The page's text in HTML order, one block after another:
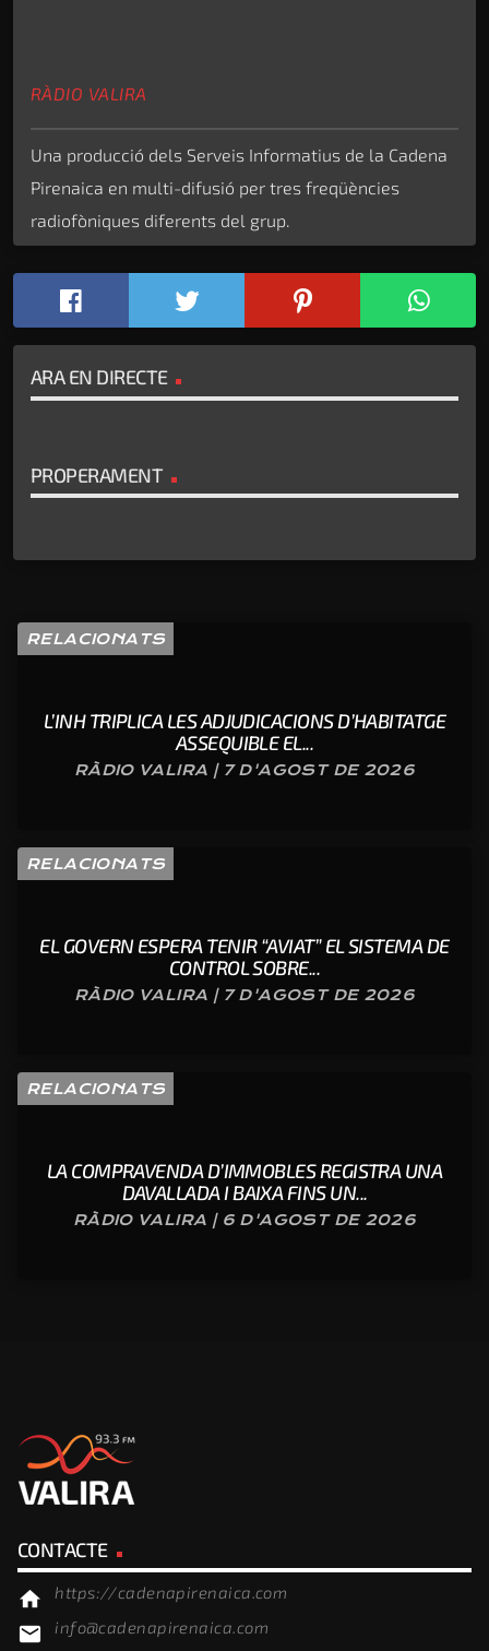
RÀDIO VALIRA
Una producció dels Serveis Informatius de la Cadena
Pirenaica en multi-difusió per tres freqüències
radiofòniques diferents del grup.
ARA EN DIRECTE
PROPERAMENT
RELACIONATS
L’INH TRIPLICA LES ADJUDICACIONS D’HABITATGE
ASSEQUIBLE EL...
RÀDIO VALIRA | 7 D'AGOST DE 2026
RELACIONATS
EL GOVERN ESPERA TENIR “AVIAT” EL SISTEMA DE
CONTROL SOBRE...
RÀDIO VALIRA | 7 D'AGOST DE 2026
RELACIONATS
LA COMPRAVENDA D’IMMOBLES REGISTRA UNA
DAVALLADA I BAIXA FINS UN...
RÀDIO VALIRA | 6 D'AGOST DE 2026
CONTACTE
home https://cadenapirenaica.com
email info@cadenapirenaica.com